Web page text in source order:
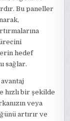
Bu paneller
hedef
sağlar.
hızlı bir şekilde
veya
artırır ve